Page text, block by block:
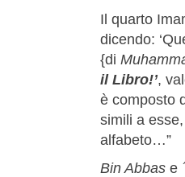
Il quarto
dicendo:
{di
il Libro!’,
è composto
simili a
alfabeto…”
Bin Abbas e